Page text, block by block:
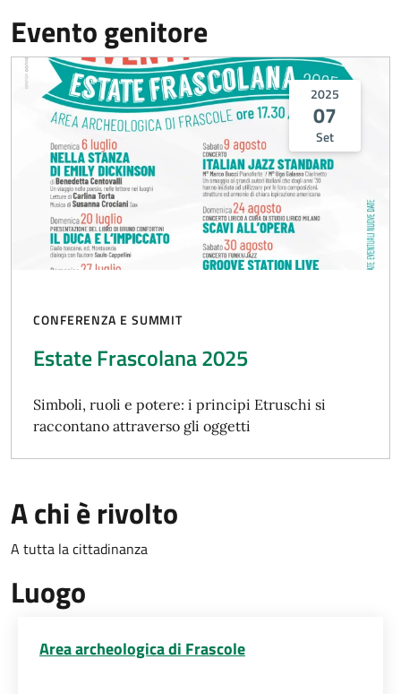
Evento genitore
2025
07
Set
CONFERENZA E SUMMIT
Estate Frascolana 2025
Simboli, ruoli e potere: i principi Etruschi si
raccontano attraverso gli oggetti
A chi è rivolto
A tutta la cittadinanza
Luogo
Area archeologica di Frascole